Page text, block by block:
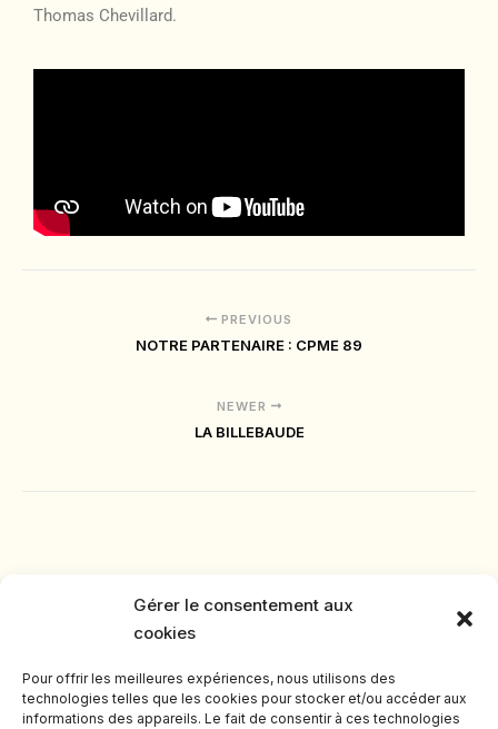
Gérer le consentement aux
cookies
Pour offrir les meilleures expériences, nous utilisons des
technologies telles que les cookies pour stocker et/ou accéder aux
informations des appareils. Le fait de consentir à ces technologies
Thomas Chevillard.
PREVIOUS
NOTRE PARTENAIRE : CPME 89
NEWER
LA BILLEBAUDE